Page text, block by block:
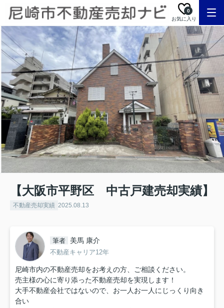
お気に入り
0
【大阪市平野区 中古戸建売却実績】
不動産売却実績 2025.08.13
筆者 美馬 康介
不動産キャリア12年
尼崎市内の不動産売却をお考えの方、ご相談ください。
売主様の心に寄り添った不動産売却を実現します！
大手不動産会社ではないので、お一人お一人にじっくり向き
合い